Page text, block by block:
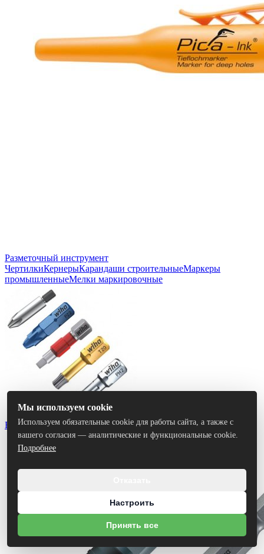
Разметочный инструмент
ЧертилкиКернерыКарандаши строительныеМаркеры
промышленныеМелки маркировочные
Биты
Мы используем cookie
Используем обязательные cookie для работы сайта, а также с
вашего согласия — аналитические и функциональные cookie.
Подробнее
Настроить
Принять все